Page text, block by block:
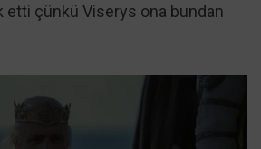
etti çünkü Viserys ona bundan